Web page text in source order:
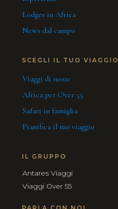
Lodges in Africa
News dal campo
SCEGLI IL TUO VIAGGIO
Viaggi di nozze
Africa per Over 55
Safari in famiglia
Pianifica il tuo viaggio
IL GRUPPO
Antares Viaggi
Viaggi Over 55